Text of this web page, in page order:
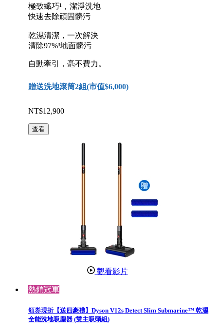
極致纖巧¹，潔淨洗地
快速去除頑固髒污
乾濕清潔，一次解決
清除97%³地面髒污
自動牽引，毫不費力。
贈送洗地滾筒2組(市值$6,000)
NT$12,900
查看
觀看影片
熱銷冠軍
領券現折【送四豪禮】Dyson V12s Detect Slim Submarine™ 乾濕
全能洗地吸塵器 (雙主吸頭組)